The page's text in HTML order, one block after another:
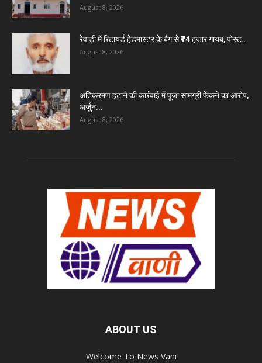
August 8, 2026
रेवाड़ी में रिटायर्ड हेडमास्टर के बैग से ₹74 हजार गायब, पोस्ट...
August 8, 2026
अतिक्रमण हटाने की कार्रवाई में पूजा सामग्री फेंकने का आरोप,
अर्जुन...
August 8, 2026
ABOUT US
Welcome To News Vani